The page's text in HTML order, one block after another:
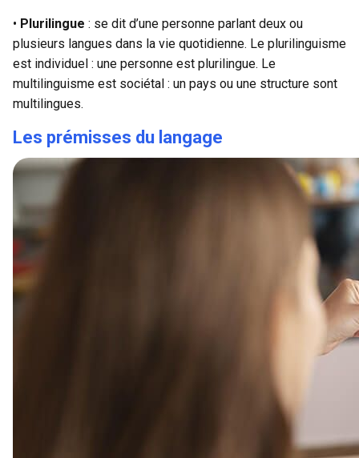
• Plurilingue : se dit d’une personne parlant deux ou
plusieurs langues dans la vie quotidienne. Le plurilinguisme
est individuel : une personne est plurilingue. Le
multilinguisme est sociétal : un pays ou une structure sont
multilingues.
Les prémisses du langage